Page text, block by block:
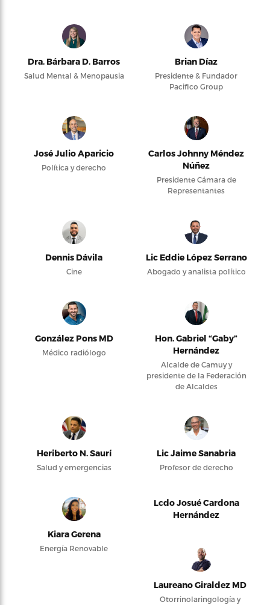
Dra. Bárbara D. Barros
Salud Mental & Menopausia
Brian Díaz
Presidente & Fundador
Pacifico Group
José Julio Aparicio
Política y derecho
Carlos Johnny Méndez
Núñez
Presidente Cámara de
Representantes
Dennis Dávila
Cine
Lic Eddie López Serrano
Abogado y analista político
González Pons MD
Médico radiólogo
Hon. Gabriel “Gaby”
Hernández
Alcalde de Camuy y
presidente de la Federación
de Alcaldes
Heriberto N. Saurí
Salud y emergencias
Lic Jaime Sanabria
Profesor de derecho
Kiara Gerena
Energía Renovable
Lcdo Josué Cardona
Hernández
Laureano Giraldez MD
Otorrinolaringología y